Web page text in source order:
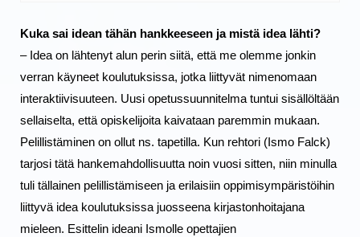
Kuka sai idean tähän hankkeeseen ja mistä idea lähti?
– Idea on lähtenyt alun perin siitä, että me olemme jonkin
verran käyneet koulutuksissa, jotka liittyvät nimenomaan
interaktiivisuuteen. Uusi opetussuunnitelma tuntui sisällöltään
sellaiselta, että opiskelijoita kaivataan paremmin mukaan.
Pelillistäminen on ollut ns. tapetilla. Kun rehtori (Ismo Falck)
tarjosi tätä hankemahdollisuutta noin vuosi sitten, niin minulla
tuli tällainen pelillistämiseen ja erilaisiin oppimisympäristöihin
liittyvä idea koulutuksissa juosseena kirjastonhoitajana
mieleen. Esittelin ideani Ismolle opettajien